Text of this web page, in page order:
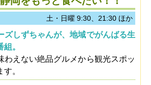
土・日曜 9:30、21:30 ほか
ズしずちゃんが、地域でがんばる生
。
わえない絶品グルメから観光スポッ
。